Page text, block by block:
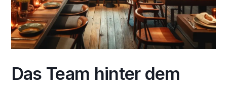
Das Team hinter dem